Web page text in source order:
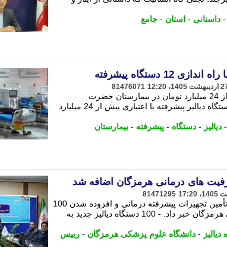
- داستانی - استان - جامع
دستگاه پیشرفته
81476071
12 دستگاه دیالیز پیشرفته با اعتباری بیش از 24 میلیارد تومان در بیمارستان حضرت
ابوالفضل(ع) میناب راه اندازی شد. - 12 دستگاه دیالیز پیشرفته با اعتباری بیش از 24 میلیارد
- دیالیز - دستگاه - پیشرفته - بیمارستان
81471295
رییس دانشگاه علوم پزشکی هرمزگان از تأمین تجهیزات پیشرفته درمانی و افزوده شدن 100
دستگاه دیالیز جدید به ظرفیت های درمانی هرمزگان خبر داد. - 100 دستگاه دیالیز جدید به
- دانشگاه علوم پزشکی هرمزگان - رییس